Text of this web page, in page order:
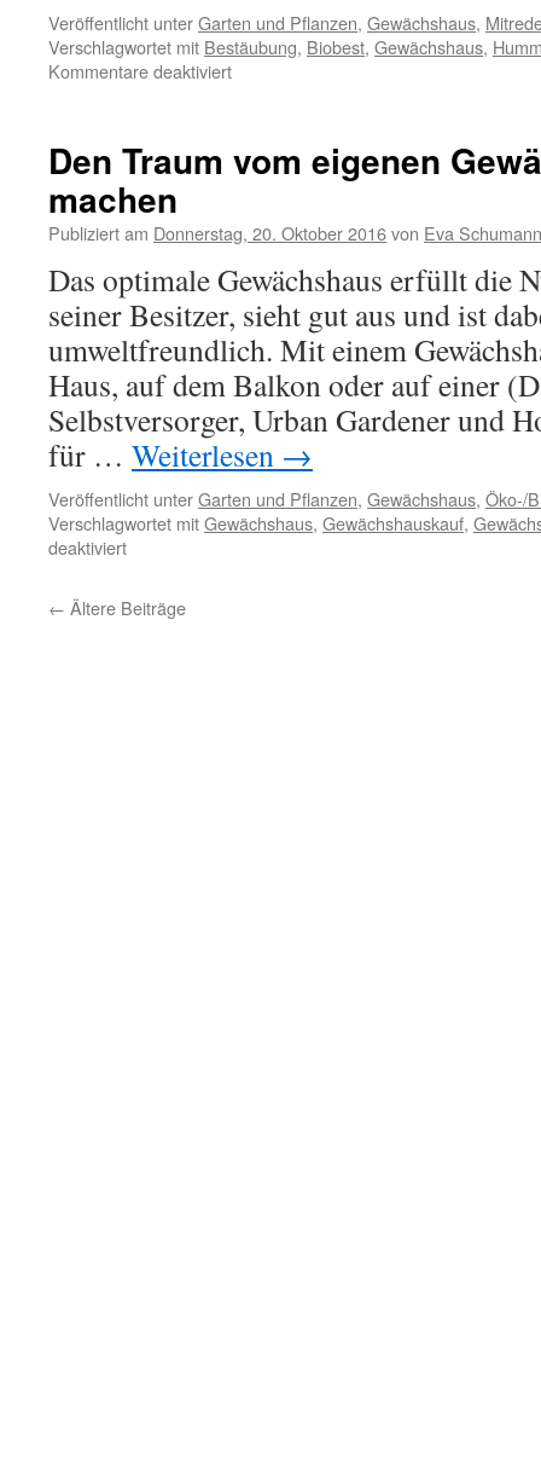
Veröffentlicht unterGarten und Pflanzen, Gewächshaus,
Verschlagwortet mit Bestäubung, Biobest, Gewächshaus,
Kommentare deaktiviert
Den Traum vom eigenen
machen
Publiziert am Donnerstag, 20. Oktober 2016von Eva Schumann
Das optimale Gewächshaus erfüllt die
seiner Besitzer, sieht gut aus und ist
umweltfreundlich. Mit einem
Haus, auf dem Balkon oder auf einer
Selbstversorger, Urban Gardener und
für … Weiterlesen →
Veröffentlicht unterGarten und Pflanzen, Gewächshaus, Öko-/
Verschlagwortet mitGewächshaus, Gewächshauskauf,
deaktiviert
← Ältere Beiträge